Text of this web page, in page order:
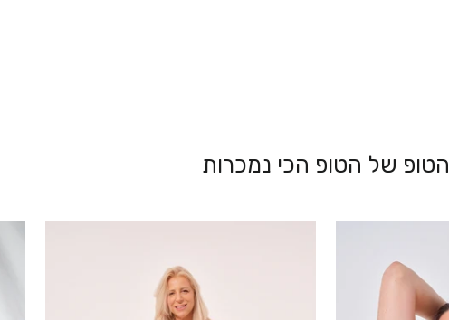
הטופ של הטופ הכי נמכרות